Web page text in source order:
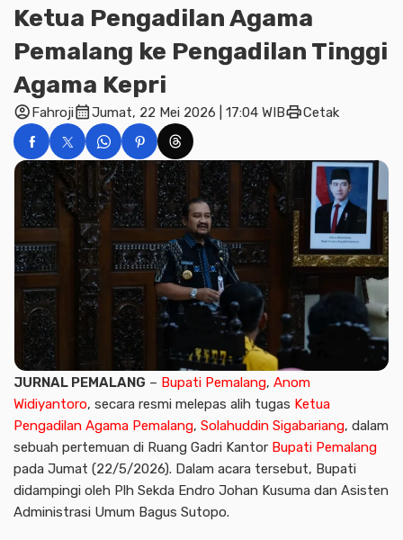
Ketua Pengadilan Agama
Pemalang ke Pengadilan Tinggi
Agama Kepri
account_circleFahrojicalendar_monthJumat, 22 Mei 2026 | 17:04 WIBprintCetak
JURNAL PEMALANG – Bupati Pemalang, Anom
Widiyantoro, secara resmi melepas alih tugas Ketua
Pengadilan Agama Pemalang, Solahuddin Sigabariang, dalam
sebuah pertemuan di Ruang Gadri Kantor Bupati Pemalang
pada Jumat (22/5/2026). Dalam acara tersebut, Bupati
didampingi oleh Plh Sekda Endro Johan Kusuma dan Asisten
Administrasi Umum Bagus Sutopo.